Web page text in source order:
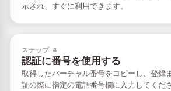
示され、すぐに利用できます。
ステップ 4
認証に番号を使用する
取得したバーチャル番号をコピーし、登録
証の際に指定の電話番号欄に入力してくださ